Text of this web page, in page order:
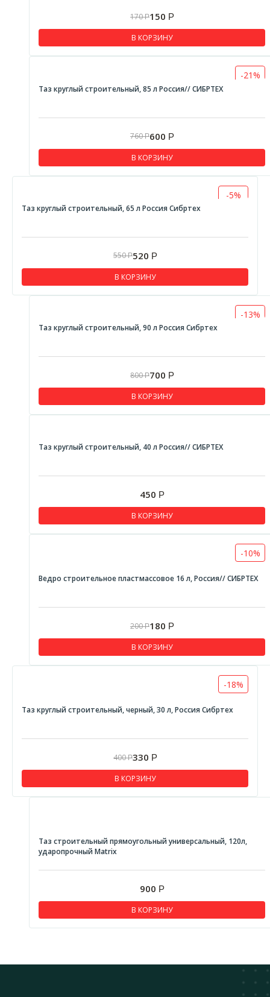
Ленты изоляционные
Ленты клеящие
Очки защитные и маски
Уплотнители
Отвесы
Щетки
Валики
Карандаши и маркеры строительные
Пистолеты для пены и герметика
Приспособление для кладки плитки
170Р150 Р
В КОРЗИНУ
-21%
Таз круглый строительный, 85 л Россия// СИБРТЕХ
760Р600 Р
В КОРЗИНУ
-5%
Таз круглый строительный, 65 л Россия Сибртех
550Р520 Р
В КОРЗИНУ
-13%
Таз круглый строительный, 90 л Россия Сибртех
800Р700 Р
В КОРЗИНУ
Таз круглый строительный, 40 л Россия// СИБРТЕХ
450 Р
В КОРЗИНУ
-10%
Ведро строительное пластмассовое 16 л, Россия// СИБРТЕХ
200Р180 Р
В КОРЗИНУ
-18%
Таз круглый строительный, черный, 30 л, Россия Сибртех
400Р330 Р
В КОРЗИНУ
Таз строительный прямоугольный универсальный, 120л,
ударопрочный Matrix
900 Р
В КОРЗИНУ